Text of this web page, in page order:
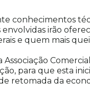
conhecimentos
irão
e quem mais
para que esta
retomada da